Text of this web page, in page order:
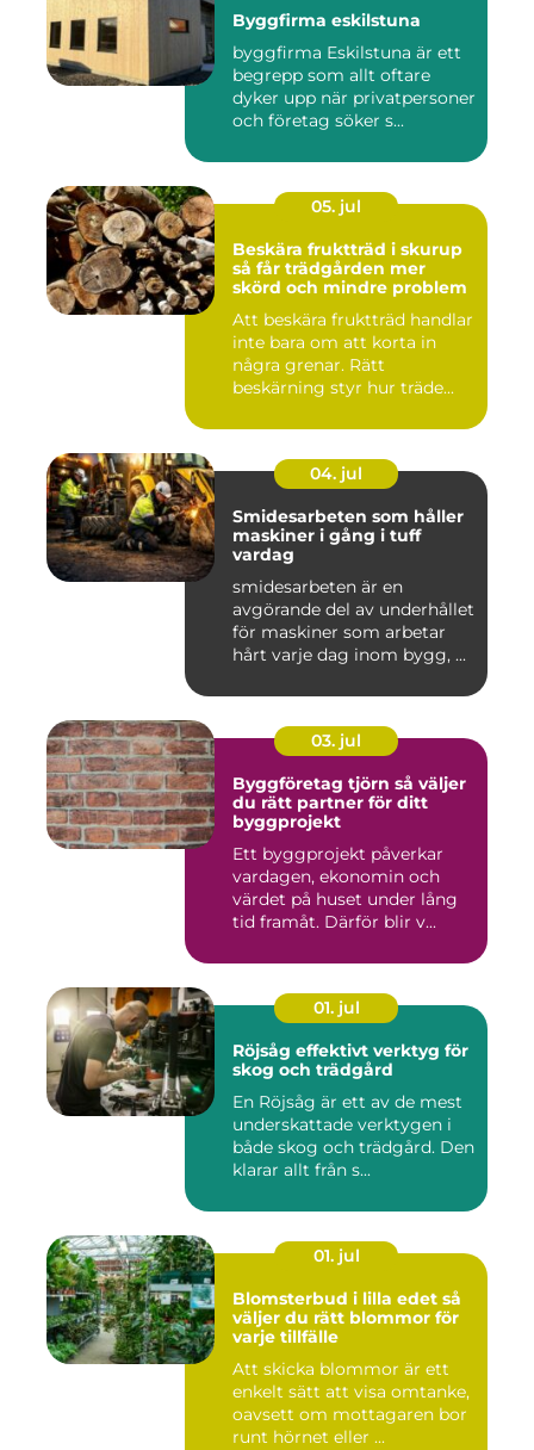
Byggfirma eskilstuna
byggfirma Eskilstuna är ett
begrepp som allt oftare
dyker upp när privatpersoner
och företag söker s...
05. jul
Beskära fruktträd i skurup
så får trädgården mer
skörd och mindre problem
Att beskära fruktträd handlar
inte bara om att korta in
några grenar. Rätt
beskärning styr hur träde...
04. jul
Smidesarbeten som håller
maskiner i gång i tuff
vardag
smidesarbeten är en
avgörande del av underhållet
för maskiner som arbetar
hårt varje dag inom bygg, ...
03. jul
Byggföretag tjörn så väljer
du rätt partner för ditt
byggprojekt
Ett byggprojekt påverkar
vardagen, ekonomin och
värdet på huset under lång
tid framåt. Därför blir v...
01. jul
Röjsåg effektivt verktyg för
skog och trädgård
En Röjsåg är ett av de mest
underskattade verktygen i
både skog och trädgård. Den
klarar allt från s...
01. jul
Blomsterbud i lilla edet så
väljer du rätt blommor för
varje tillfälle
Att skicka blommor är ett
enkelt sätt att visa omtanke,
oavsett om mottagaren bor
runt hörnet eller ...